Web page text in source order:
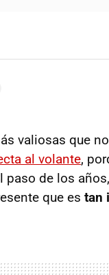
valiosas que
al volante,
paso de los
que es tan